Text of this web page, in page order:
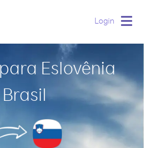
Login
Eslovênia